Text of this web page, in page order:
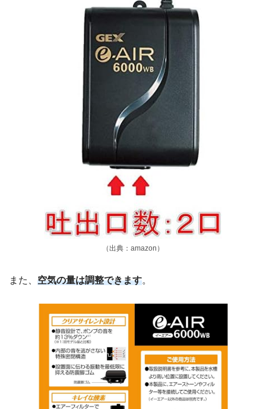
（出典：amazon）
また、 空気の量は調整できます。